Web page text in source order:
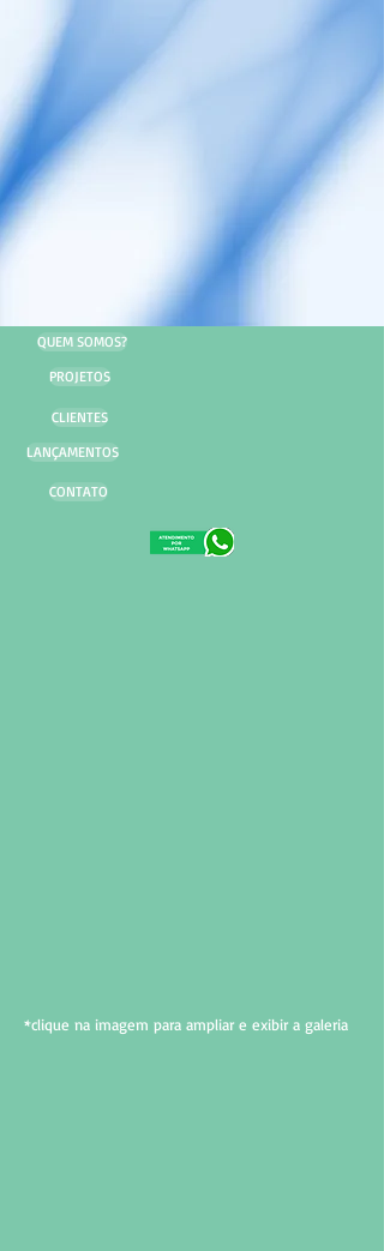
QUEM SOMOS?
PROJETOS
CLIENTES
LANÇAMENTOS
CONTATO
*clique na imagem para ampliar e exibir a galeria